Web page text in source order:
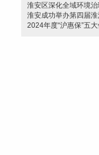
淮安区深化全域环境
淮安成功举办第四届
2024年度“沪惠保”五